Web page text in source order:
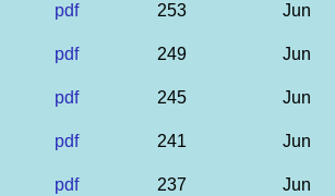
pdf 253 Jun
pdf 249 Jun
pdf 245 Jun
pdf 241 Jun
pdf 237 Jun